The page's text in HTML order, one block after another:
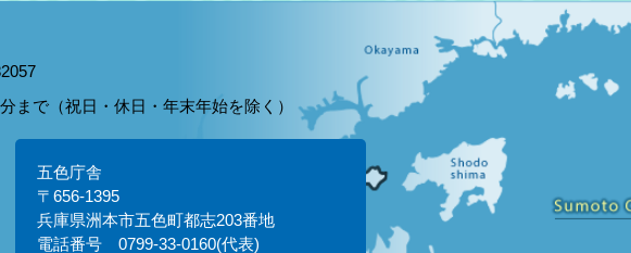
まで（祝日・休日・年末年始を除く）
五色庁舎
〒656-1395
兵庫県洲本市五色町都志203番地
電話番号 0799-33-0160(代表)